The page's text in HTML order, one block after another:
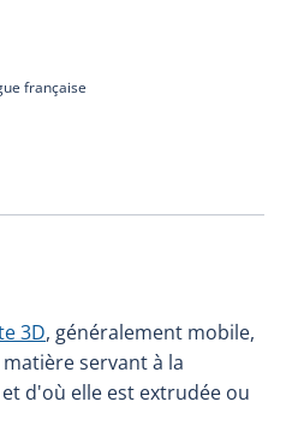
française
3D, généralement mobile,
servant à la
et d'où elle est extrudée ou